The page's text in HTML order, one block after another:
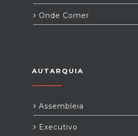
Onde Comer
AUTARQUIA
Assembleia
Executivo